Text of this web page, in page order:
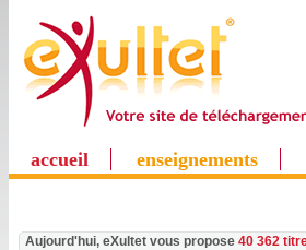
accueil enseignements
Aujourd'hui, eXultet vous propose 40 362